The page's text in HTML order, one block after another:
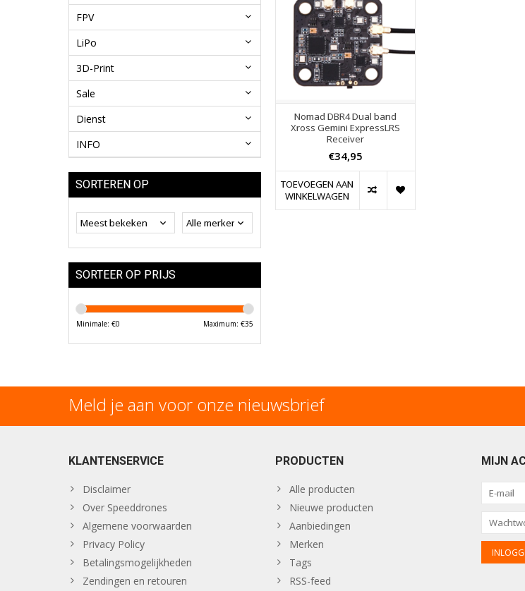
FPV
LiPo
3D-Print
Sale
Dienst
INFO
SORTEREN OP
SORTEER OP PRIJS
Minimale: €0 Maximum: €35
Nomad DBR4 Dual band
Xross Gemini ExpressLRS
Receiver
€34,95
TOEVOEGEN AAN
WINKELWAGEN
Meld je aan voor onze nieuwsbrief
KLANTENSERVICE
Disclaimer
Over Speeddrones
Algemene voorwaarden
Privacy Policy
Betalingsmogelijkheden
Zendingen en retouren
PRODUCTEN
Alle producten
Nieuwe producten
Aanbiedingen
Merken
Tags
RSS-feed
MIJN